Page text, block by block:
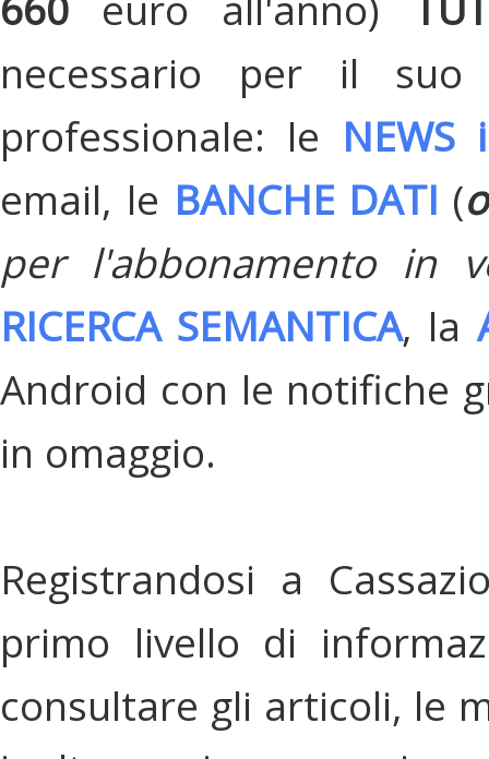
necessario per il suo
professionale: le
email, le BANCHE DATI (
per l'abbonamento in
RICERCA SEMANTICA, la
Android con le notifiche
in omaggio.
Registrandosi a
primo livello di
consultare gli articoli, le